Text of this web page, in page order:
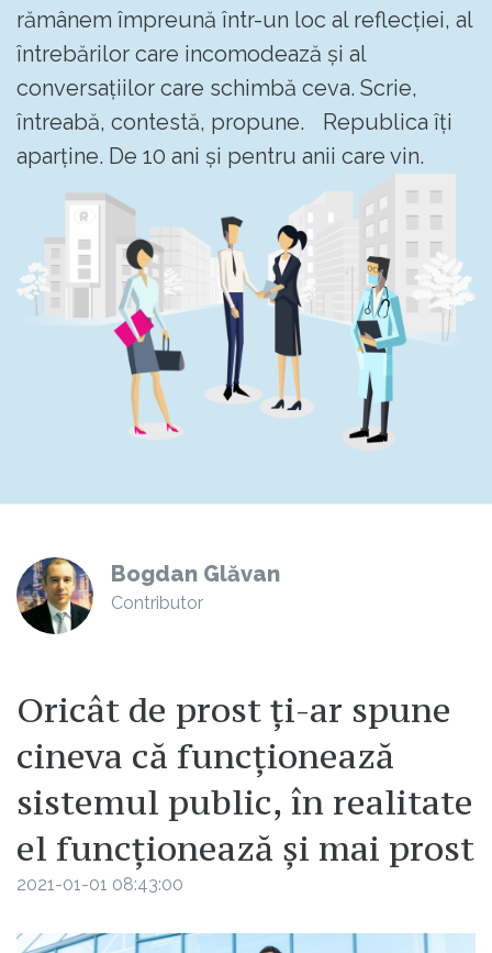
rămânem împreună într-un loc al reflecției, al
întrebărilor care incomodează și al
conversațiilor care schimbă ceva. Scrie,
întreabă, contestă, propune. Republica îți
aparține. De 10 ani și pentru anii care vin.
Bogdan Glăvan
Contributor
Oricât de prost ți-ar spune
cineva că funcționează
sistemul public, în realitate
el funcționează și mai prost
2021-01-01 08:43:00